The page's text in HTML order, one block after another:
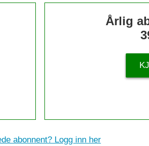
Årlig
abonnent? Logg inn her